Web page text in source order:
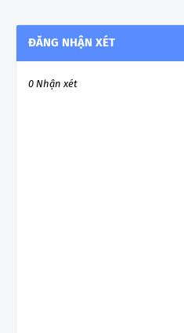
ĐĂNG NHẬN XÉT
0 Nhận xét